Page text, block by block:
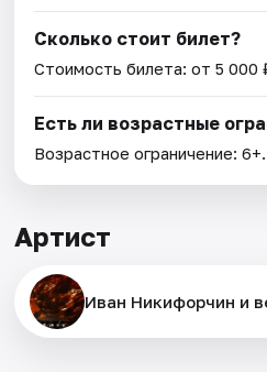
Сколько стоит билет?
Стоимость билета: от 5 000
Есть ли возрастные
Возрастное ограничение: 6+.
Артист
Иван Никифорчин и